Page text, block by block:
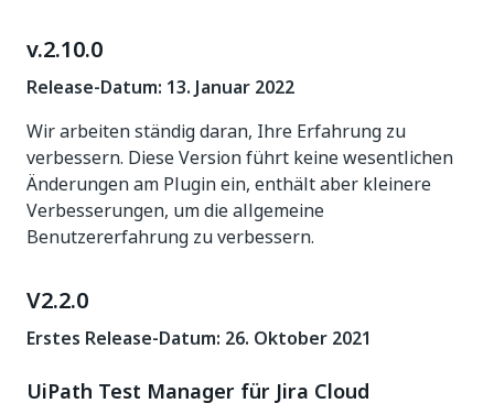
v.2.10.0
Release-Datum: 13. Januar 2022
Wir arbeiten ständig daran, Ihre Erfahrung zu
verbessern. Diese Version führt keine wesentlichen
Änderungen am Plugin ein, enthält aber kleinere
Verbesserungen, um die allgemeine
Benutzererfahrung zu verbessern.
V2.2.0
Erstes Release-Datum: 26. Oktober 2021
UiPath Test Manager für Jira Cloud